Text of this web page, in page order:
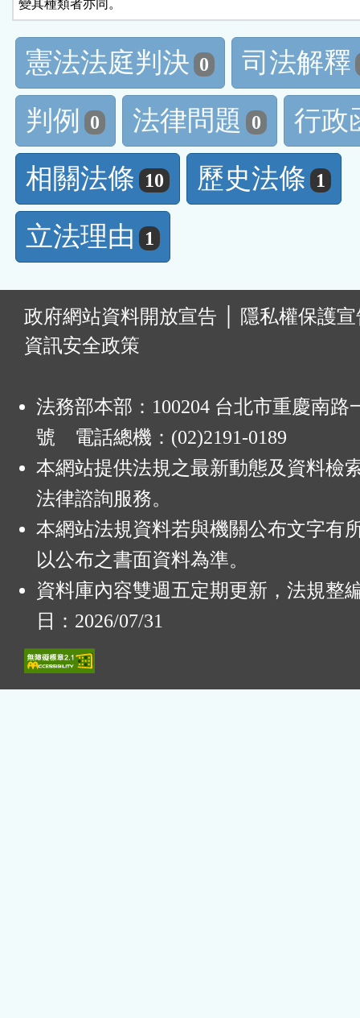
變其種類者亦同。
憲法法庭判決 0
司法解釋
判例
0 法律問題 0
行政
相關法條
10 歷史法條 1
立法理由 1
政府網站資料開放宣告
隱私權保護
資訊安全政策
法務部本部：100204 台北市重慶南路
號 電話總機：(02)2191-0189
本網站提供法規之最新動態及資料檢
法律諮詢服務。
本網站法規資料若與機關公布文字有
以公布之書面資料為準。
資料庫內容雙週五定期更新，法規整
日：2026/07/31